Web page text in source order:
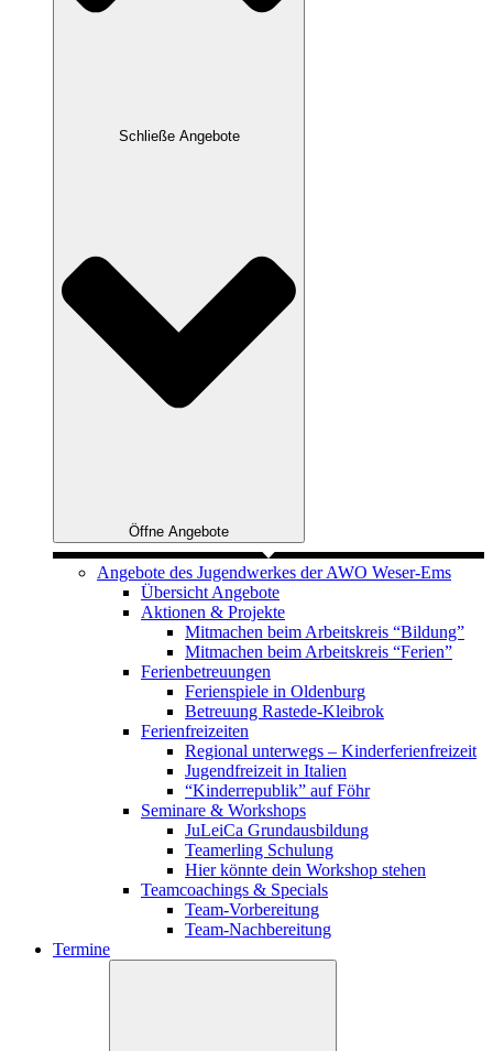
Schließe Angebote
Öffne Angebote
Angebote des Jugendwerkes der AWO Weser-Ems
Übersicht Angebote
Aktionen & Projekte
Mitmachen beim Arbeitskreis “Bildung”
Mitmachen beim Arbeitskreis “Ferien”
Ferienbetreuungen
Ferienspiele in Oldenburg
Betreuung Rastede-Kleibrok
Ferienfreizeiten
Regional unterwegs – Kinderferienfreizeit
Jugendfreizeit in Italien
“Kinderrepublik” auf Föhr
Seminare & Workshops
JuLeiCa Grundausbildung
Teamerling Schulung
Hier könnte dein Workshop stehen
Teamcoachings & Specials
Team-Vorbereitung
Team-Nachbereitung
Termine